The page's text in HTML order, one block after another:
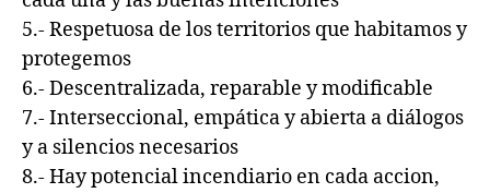
5.- Respetuosa de los territorios que habitamos y
protegemos
6.- Descentralizada, reparable y modificable
7.- Interseccional, empática y abierta a diálogos
y a silencios necesarios
8.- Hay potencial incendiario en cada accion,